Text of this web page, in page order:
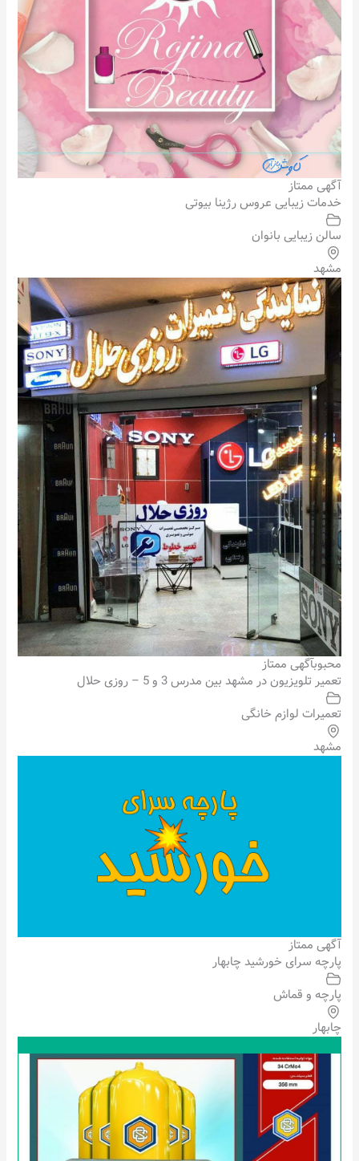
آگهی ممتاز
خدمات زیبایی عروس رژینا بیوتی
سالن زیبایی بانوان
مشهد
محبوبآگهی ممتاز
تعمیر تلویزیون در مشهد بین مدرس 3 و 5 – روزی حلال
تعمیرات لوازم خانگی
مشهد
آگهی ممتاز
پارچه سرای خورشید چابهار
پارچه و قماش
چابهار